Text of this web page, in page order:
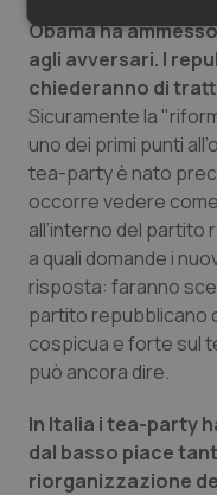
Obama ha
agli avversari. I
chiederanno di
Sicuramente la
uno dei primi punti
tea-party è nato
occorre vedere
all’interno del
a quali domande i
risposta: faranno
partito repubblicano
cospicua e forte sul
può ancora dire.
In Italia i tea-party
dal basso piace
riorganizzazione
Necessari
Necessari
I cookie
sito web
navigazione sulle
protette del sito.
funzionare
Nome